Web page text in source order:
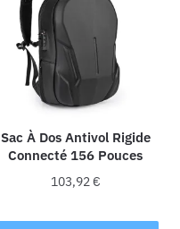
options
peuvent
être
choisies
sur
la
page
du
Sac À Dos Antivol Rigide
Connecté 156 Pouces
103,92€